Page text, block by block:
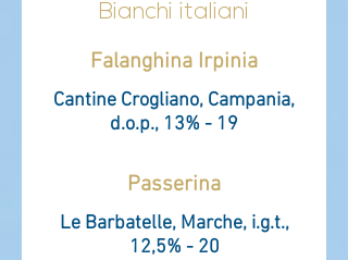
Bianchi italiani
Falanghina Irpinia
Cantine Crogliano, Campania,
d.o.p., 13% - 19
Passerina
Le Barbatelle, Marche, i.g.t.,
12,5% - 20